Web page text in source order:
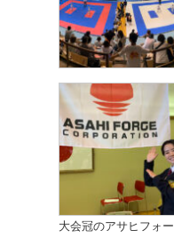
大会冠のアサヒフォー